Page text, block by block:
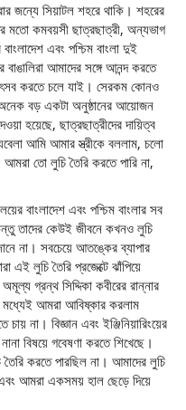
জন্যে সিয়াটল শহরে থাকি। শহরের
মতো কমবয়সী ছাত্রছাত্রী, অন্যভাগ
এবং পশ্চিম বাংলা দুই
আমাদের সঙ্গে আনন্দ করতে
করতে চলে যাই। সেরকম কোনও
অনেক বড় একটা অনুষ্ঠানের আয়োজন
হয়েছে, ছাত্রছাত্রীদের দায়িত্ব
আমি আমার স্ত্রীকে বললাম, চলো
তো লুচি তৈরি করতে পারি না,
বাংলাদেশ এবং পশ্চিম বাংলার সব
তাদের কেউই জীবনে কখনও লুচি
না। সবচেয়ে আতঙ্কের ব্যাপার
লুচি তৈরি প্রজেক্টে ঝাঁপিয়ে
গ্রন্থ সিদ্দিকা কবীরের রান্নার
মধ্যেই আমরা আবিষ্কার করলাম
না। বিজ্ঞান এবং ইঞ্জিনিয়ারিংয়ের
বিষয়ে গবেষণা করতে শিখেছে।
করতে পারছিল না। আমাদের লুচি
আমরা একসময় হাল ছেড়ে দিয়ে